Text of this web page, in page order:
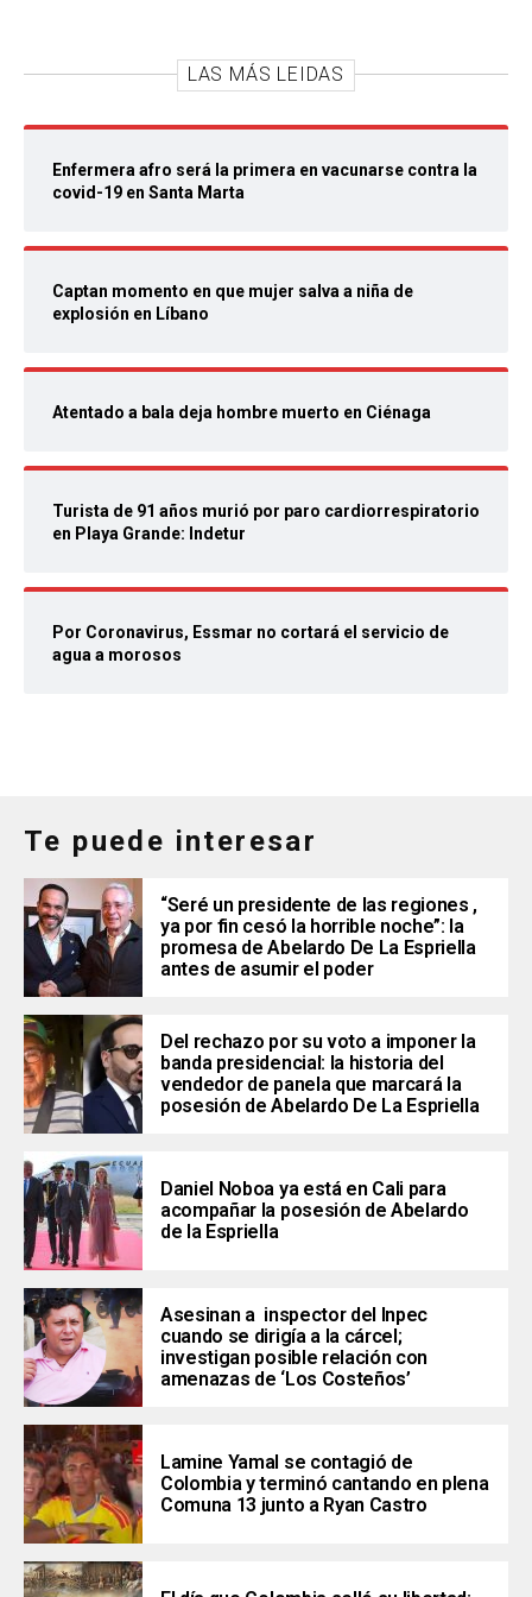
LAS MÁS LEIDAS
Enfermera afro será la primera en vacunarse contra la
covid-19 en Santa Marta
Captan momento en que mujer salva a niña de
explosión en Líbano
Atentado a bala deja hombre muerto en Ciénaga
Turista de 91 años murió por paro cardiorrespiratorio
en Playa Grande: Indetur
Por Coronavirus, Essmar no cortará el servicio de
agua a morosos
Te puede interesar
“Seré un presidente de las regiones ,
ya por fin cesó la horrible noche”: la
promesa de Abelardo De La Espriella
antes de asumir el poder
Del rechazo por su voto a imponer la
banda presidencial: la historia del
vendedor de panela que marcará la
posesión de Abelardo De La Espriella
Daniel Noboa ya está en Cali para
acompañar la posesión de Abelardo
de la Espriella
Asesinan a inspector del Inpec
cuando se dirigía a la cárcel;
investigan posible relación con
amenazas de ‘Los Costeños’
Lamine Yamal se contagió de
Colombia y terminó cantando en plena
Comuna 13 junto a Ryan Castro